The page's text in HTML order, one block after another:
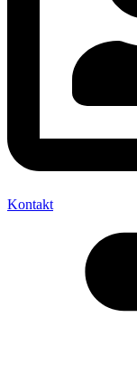
Kontakt